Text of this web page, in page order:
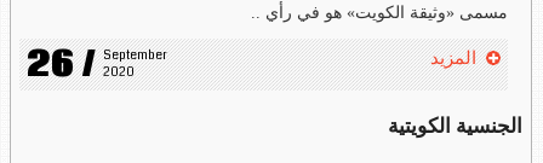
مسمى «وثيقة الكويت» هو في رأي ..
26 / September
2020
المزيد
الجنسية الكويتية